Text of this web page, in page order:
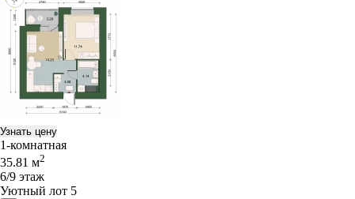
Узнать цену
1-комнатная
35.81 м2
6/9 этаж
Уютный лот 5